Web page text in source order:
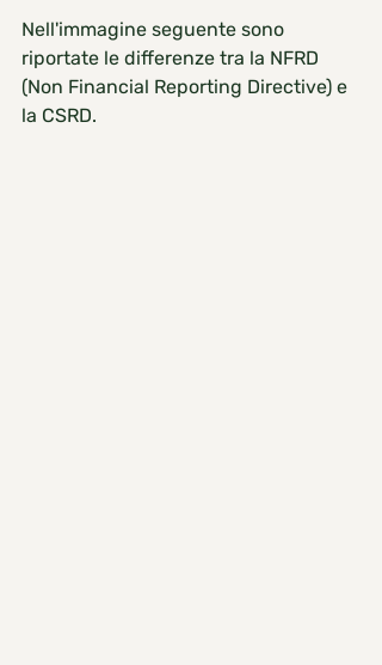
Nell'immagine seguente sono
riportate le differenze tra la NFRD
(Non Financial Reporting Directive) e
la CSRD.